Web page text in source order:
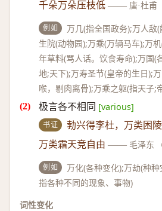
千朵万朵压枝低 —— 唐·杜甫
例如
万几(指全国政务);万人敌
生院(动物园);万乘(万辆马车);万
年草料(骂人话。饮食寿命);万国(
地;天下);万寿圣节(皇帝的生日);
喉，剔肉离骨);万乘之躯(指天子;
极言各不相同 [various]
书证 勃兴得李杜，万类困
万类霜天竞自由 —— 毛泽东
例如
万化(各种变化);万劫(种
指各种不同的现象、事物)
词性变化